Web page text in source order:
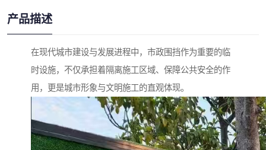
产品描述
在现代城市建设与发展进程中，市政围挡作为重要的临
时设施，不仅承担着隔离施工区域、保障公共安全的作
用，更是城市形象与文明施工的直观体现。